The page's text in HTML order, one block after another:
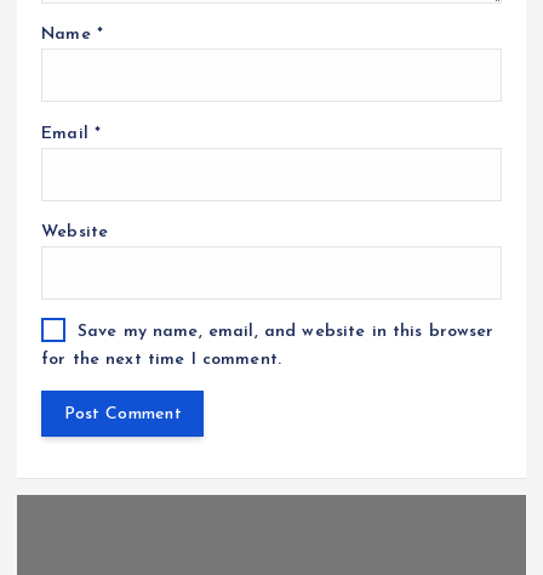
Name *
Email *
Website
Save my name, email, and website in this browser
for the next time I comment.